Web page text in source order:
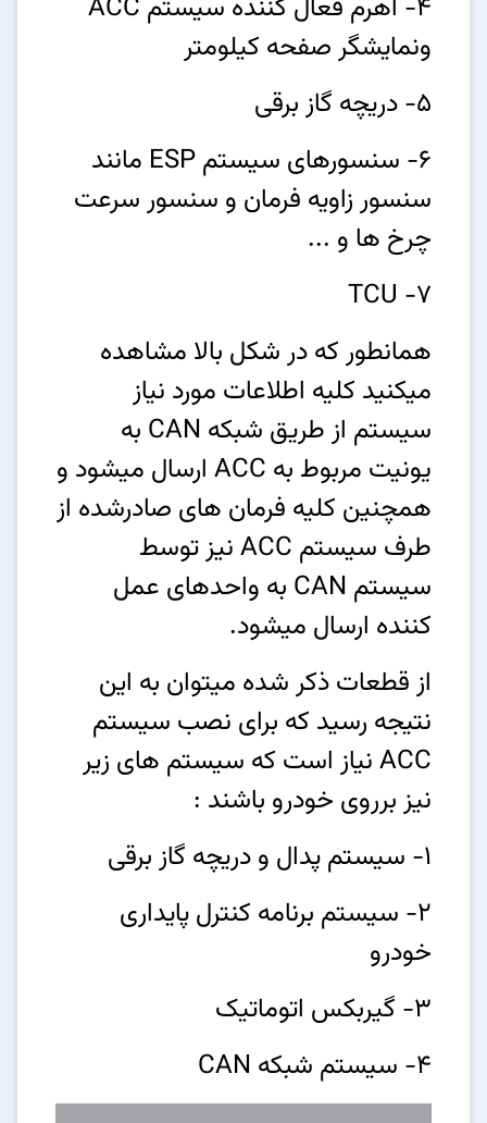
ونمایشگر صفحه کیلومتر
5- دریچه گاز برقی
6- سنسورهای سیستم ESP مانند
سنسور زاویه فرمان و سنسور سرعت
چرخ ها و ...
7- TCU
همانطور که در شکل بالا مشاهده
میکنید کلیه اطلاعات مورد نیاز
سیستم از طریق شبکه CAN به
یونیت مربوط به ACC ارسال میشود و
همچنین کلیه فرمان های صادرشده از
طرف سیستم ACC نیز توسط
سیستم CAN به واحدهای عمل
کننده ارسال میشود.
از قطعات ذکر شده میتوان به این
نتیجه رسید که برای نصب سیستم
ACC نیاز است که سیستم های زیر
نیز برروی خودرو باشند :
1- سیستم پدال و دریچه گاز برقی
2- سیستم برنامه کنترل پایداری
خودرو
3- گیربکس اتوماتیک
4- سیستم شبکه CAN